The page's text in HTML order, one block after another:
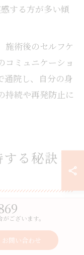
する方が多い傾
施術後のセルフケ
コミュニケーショ
通院し、自分の身
持続や再発防止に
る秘訣と
習慣の工夫
施術後の日常生
ございます。
お問い合わせ